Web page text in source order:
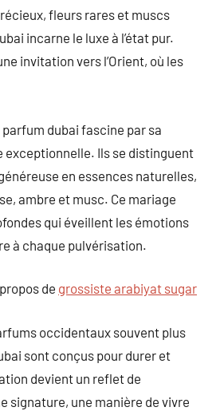
fleurs rares et muscs
incarne le luxe à l’état pur.
invitation vers l’Orient, où les
dubai fascine par sa
exceptionnelle. Ils se distinguent
en essences naturelles,
ambre et musc. Ce mariage
qui éveillent les émotions
à chaque pulvérisation.
de grossiste arabiyat sugar
occidentaux souvent plus
sont conçus pour durer et
devient un reflet de
signature, une manière de vivre